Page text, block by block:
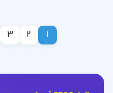
1
2
3